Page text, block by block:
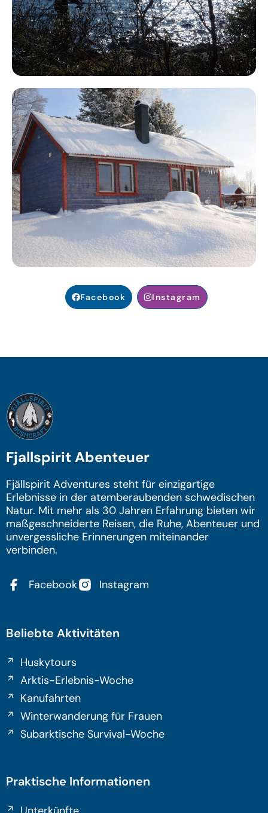
Facebook Instagram
Fjallspirit Abenteuer
Fjällspirit Adventures steht für einzigartige
Erlebnisse in der atemberaubenden schwedischen
Natur. Mit mehr als 30 Jahren Erfahrung bieten wir
maßgeschneiderte Reisen, die Ruhe, Abenteuer und
unvergessliche Erinnerungen miteinander
verbinden.
Facebook Instagram
Beliebte Aktivitäten
Huskytours
Arktis-Erlebnis-Woche
Kanufahrten
Winterwanderung für Frauen
Subarktische Survival-Woche
Praktische Informationen